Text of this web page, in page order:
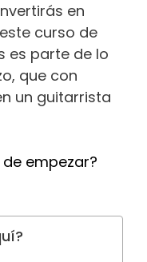
en
curso de
es parte de lo
que con
un guitarrista
de empezar?